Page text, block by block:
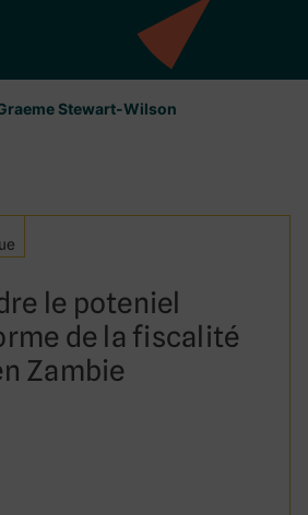
Stewart-Wilson
le poteniel
de la fiscalité
Zambie